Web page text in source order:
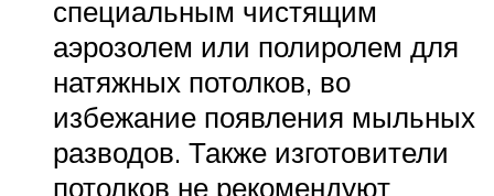
специальным чистящим
аэрозолем или полиролем для
натяжных потолков, во
избежание появления мыльных
разводов. Также изготовители
потолков не рекомендуют